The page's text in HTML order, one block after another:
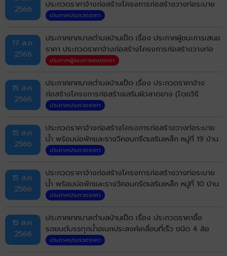
2566
ประกวดราคาจ้างก่อสร้างโครงการก่อสร้างวางท่อระบาย
น้ำ พร้อมบ่อพักและรางวีคอนกรีตเสริมเหล็ก หมู่ที่ 10 บ้าน
ปตท.มะลิวัลย์) ตำบลบ้านเป็ด อำเภอเมืองขอนแก่น จังหวัด
ขอนแก่น ด้วยวิธีประกวดราคาอิเล็กทรอนิกส์ (e-bidding)
ประกาศประกวดราคา
17 ส.ค.
2566
ประกาศเทศบาลตำบลบ้านเป็ด เรื่อง ประกาศผู้ชนะการเสนอ
ราคา ประกวดราคาจ้างก่อสร้างโครงการก่อสร้างวางท่อ
ระบายน้ำ พร้อมบ่อพักและรางวีคอนกรีตเสริมเหล็ก หมู่ที่ 5
จังหวัดขอนแก่น ด้วยวิธีประกวดราคาอิเล็กทรอนิกส์ (e-
bidding)
ประกาศผู้ชนะการเสนอราคา
15 ส.ค.
2566
ประกาศเทศบาลตำบลบ้านเป็ด เรื่อง ประกวดราคาจ้าง
ก่อสร้างโครงการก่อสร้างเสริมผิวลาดยาง (โดยวิธี
Overlay Asphaltic Concrete) หมู่ที่ 7 บ้านกอก, หมู่ที่ 19
กังวาน) ด้วยวิธีประกวดราคาอิเล็กทรอนิกส์ (e-bidding)
ประกาศประกวดราคา
15 ส.ค.
2566
ประกวดราคาจ้างก่อสร้างโครงการก่อสร้างวางท่อระบาย
น้ำ พร้อมบ่อพักและรางวีคอนกรีตเสริมเหล็ก หมู่ที่ 19 บ้าน
กังวาน (ซอยหอพักคุณแม่) ตำบลบ้านเป็ด อำเภอเมือง
อิเล็กทรอนิกส์ (e-bidding)
ประกาศประกวดราคา
15 ส.ค.
2566
ประกวดราคาจ้างก่อสร้างโครงการก่อสร้างวางท่อระบาย
น้ำ พร้อมบ่อพักและรางวีคอนกรีตเสริมเหล็ก หมู่ที่ 10 บ้าน
คำไฮ (ถนนบ้านนายธนารักษ์ บุตรแสนคม ถึงถนนออกปั๊ม
ขอนแก่น ด้วยวิธีประกวดราคาอิเล็กทรอนิกส์ (e-bidding)
ประกาศประกวดราคา
15 ส.ค.
2566
ประกาศเทศบาลตำบลบ้านเป็ด เรื่อง ประกวดราคาซื้อ
รถยนต์บรรทุกน้ำอเนกประสงค์เคลื่อนที่เร็ว ชนิด 4 ล้อ
จำนวน 1 คัน ด้วยวิธีประกวดราคาอิเล็กทรอนิกส์ (e-
ประกาศประกวดราคา